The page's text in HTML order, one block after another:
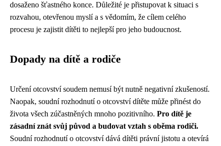
dosaženo šťastného konce. Důležité je přistupovat k situaci s
rozvahou, otevřenou myslí a s vědomím, že cílem celého
procesu je zajistit dítěti to nejlepší pro jeho budoucnost.
Dopady na dítě a rodiče
Určení otcovství soudem nemusí být nutně negativní zkušeností.
Naopak, soudní rozhodnutí o otcovství dítěte může přinést do
života všech zúčastněných mnoho pozitivního. Pro dítě je
zásadní znát svůj původ a budovat vztah s oběma rodiči.
Soudní rozhodnutí o otcovství dává dítěti právní jistotu a otevírá